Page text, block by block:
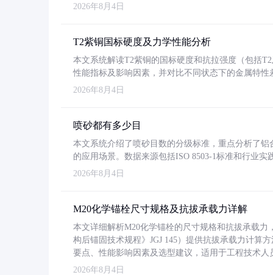
2026年8月4日
T2紫铜国标硬度及力学性能分析
本文系统解读T2紫铜的国标硬度和抗拉强度（包括
性能指标及影响因素，并对比不同状态下的金属特
2026年8月4日
喷砂都有多少目
本文系统介绍了喷砂目数的分级标准，重点分析了
的应用场景。数据来源包括ISO 8503-1标准和行业
2026年8月4日
M20化学锚栓尺寸规格及抗拔承载力详解
本文详细解析M20化学锚栓的尺寸规格和抗拔承载
构后锚固技术规程》JGJ 145）提供抗拔承载力计算
要点、性能影响因素及选型建议，适用于工程技术人
2026年8月4日